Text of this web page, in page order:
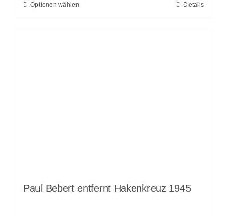
Optionen wählen Details
Paul Bebert entfernt Hakenkreuz 1945